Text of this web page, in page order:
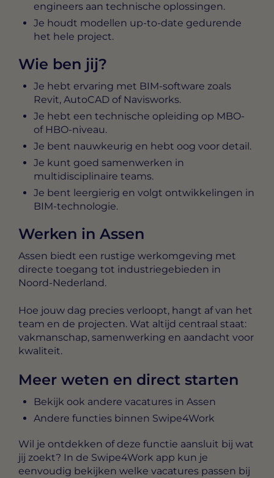
engineers aan technische oplossingen.
Je houdt modellen up-to-date gedurende
het hele project.
Wie ben jij?
Je hebt ervaring met BIM-software zoals
Revit, AutoCAD of Navisworks.
Je hebt een technische opleiding op MBO-
of HBO-niveau.
Je bent nauwkeurig en hebt oog voor detail.
Je kunt goed samenwerken in
multidisciplinaire teams.
Je bent leergierig en volgt ontwikkelingen in
BIM-technologie.
Werken in Assen
Assen biedt een rustige werkomgeving met
directe toegang tot industriegebieden in
Noord-Nederland.
Hoe jouw dag precies verloopt, hangt af van het
team en de projecten. Wat altijd centraal staat:
vakmanschap, samenwerking en aandacht voor
kwaliteit.
Meer weten en direct starten
Bekijk ook andere vacatures in Assen
Andere functies binnen Swipe4Work
Wil je ontdekken of deze functie aansluit bij wat
jij zoekt? In de Swipe4Work app kun je
eenvoudig bekijken welke vacatures passen bij